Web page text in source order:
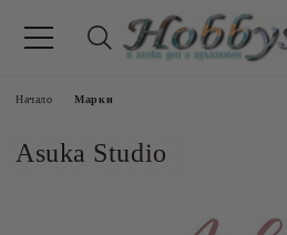
Начало Марки
Asuka Studio